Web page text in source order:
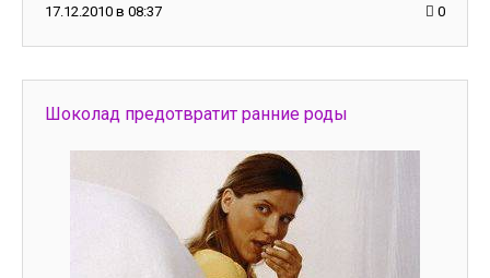
17.12.2010 в 08:37 0
Шоколад предотвратит ранние роды